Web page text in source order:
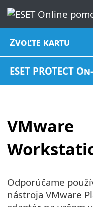
Zvoľte kartu
ESET PROTECT
VMware
Odporúčame
nástroja VMware